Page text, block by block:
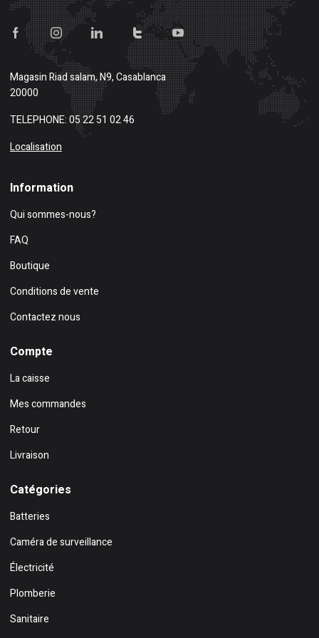
MagasinRiad salam, N9, Casablanca
20000
TELEPHONE: 05 22 51 02 46
Localisation
Information
Qui sommes-nous?
FAQ
Boutique
Conditions de vente
Contactez nous
Compte
La caisse
Mes commandes
Retour
Livraison
Catégories
Batteries
Caméra de surveillance
Électricité
Plomberie
Sanitaire